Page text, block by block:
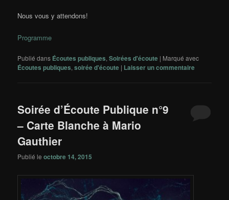
Nous vous y attendons!
Programme
Publié dans Écoutes publiques,Soirées d'écoute | Marqué avec
Écoutes publiques,soirée d'écoute | Laisser un commentaire
Soirée d’Écoute Publique n°9
– Carte Blanche à Mario
Gauthier
Publié leoctobre 14, 2015